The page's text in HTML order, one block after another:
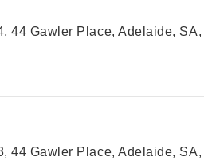
44 Gawler Place, Adelaide, SA,
44 Gawler Place, Adelaide, SA,